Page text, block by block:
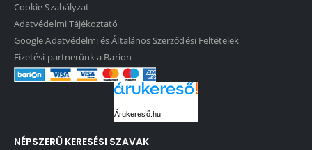
Cookie Szabályzat
Adatvédelmi Tájékoztató
Google Adatvédelmi és Általános Szerződési Feltételek
Fizetési partnerünk a Barion
Árukereső.hu
NÉPSZERŰ KERESÉSI SZAVAK